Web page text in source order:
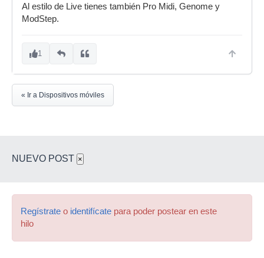
Al estilo de Live tienes también Pro Midi, Genome y
ModStep.
1
« Ir a Dispositivos móviles
NUEVO POST ×
Regístrate o identifícate para poder postear en este
hilo